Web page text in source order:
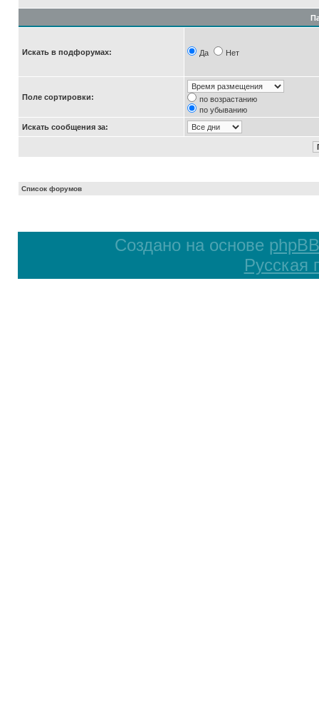
Искать в подфорумах: Да Нет
Поле сортировки:
по возрастанию
по убыванию
Искать сообщения за:
Список форумов
Создано на основе phpBB
Русская